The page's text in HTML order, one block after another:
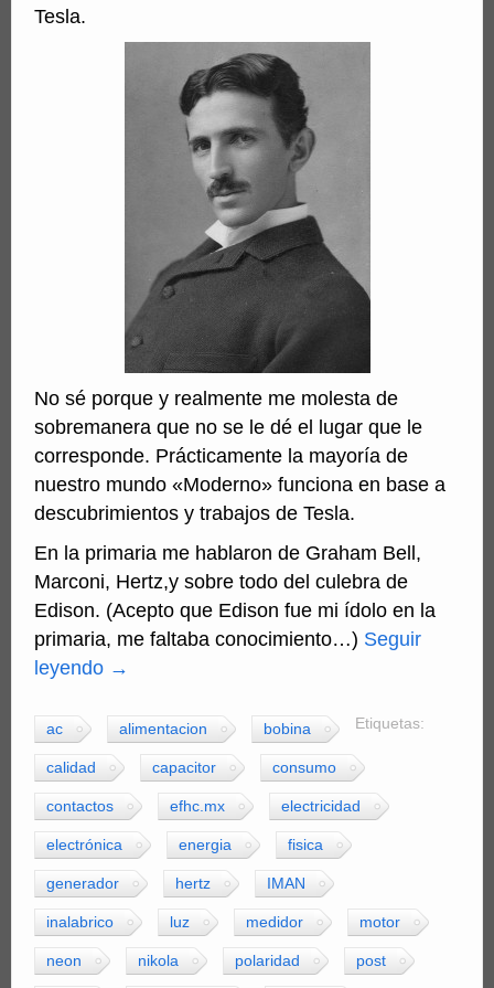
Tesla.
No sé porque y realmente me molesta de
sobremanera que no se le dé el lugar que le
corresponde. Prácticamente la mayoría de
nuestro mundo «Moderno» funciona en base a
descubrimientos y trabajos de Tesla.
En la primaria me hablaron de Graham Bell,
Marconi, Hertz,y sobre todo del culebra de
Edison. (Acepto que Edison fue mi ídolo en la
primaria, me faltaba conocimiento…) Seguir
leyendo →
Etiquetas:
ac alimentacion bobina
calidad capacitor consumo
contactos efhc.mx electricidad
electrónica energia fisica
generador hertz IMAN
inalabrico luz medidor motor
neon nikola polaridad post